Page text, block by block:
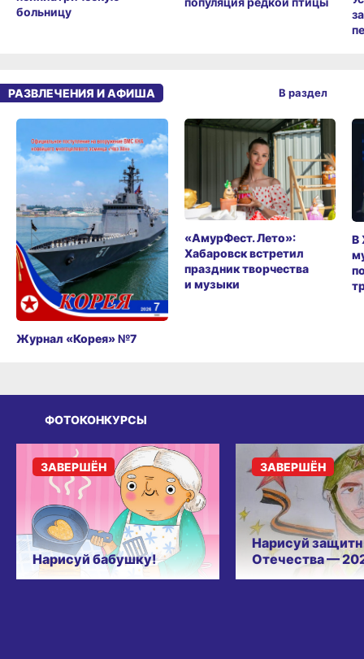
больницу
РАЗВЛЕЧЕНИЯ И АФИША
Журнал «Корея» №7
«АмурФест. Лето»:
Хабаровск встретил
праздник творчества
и музыки
В
В раздел
ФОТОКОНКУРСЫ
Нарисуй бабушку!
ЗАВЕРШЁН
Нарисуй
Отечества —
ЗАВЕРШЁН